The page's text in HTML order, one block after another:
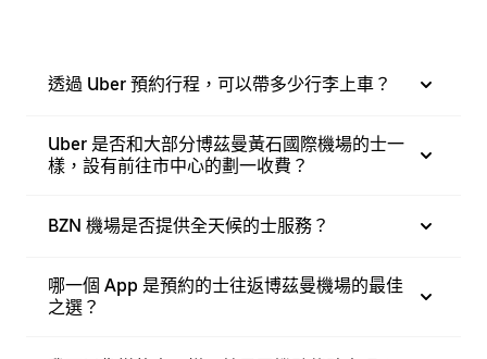
透過 Uber 預約行程，可以帶多少行李上車？
Uber 是否和大部分博茲曼黃石國際機場的士一
樣，設有前往市中心的劃一收費？
BZN 機場是否提供全天候的士服務？
哪一個 App 是預約的士往返博茲曼機場的最佳
之選？